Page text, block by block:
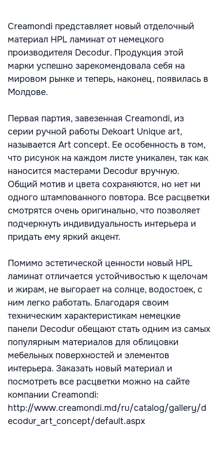
Creamondi представляет новый отделочный
материал HPL ламинат от немецкого
производителя Decodur. Продукция этой
марки успешно зарекомендовала себя на
мировом рынке и теперь, наконец, появилась в
Молдове.
Первая партия, завезенная Creamondi, из
серии ручной работы Dekoart Unique art,
называется Art concept. Ее особенность в том,
что рисунок на каждом листе уникален, так как
наносится мастерами Decodur вручную.
Общий мотив и цвета сохраняются, но нет ни
одного штампованного повтора. Все расцветки
смотрятся очень оригинально, что позволяет
подчеркнуть индивидуальность интерьера и
придать ему яркий акцент.
Помимо эстетической ценности новый HPL
ламинат отличается устойчивостью к щелочам
и жирам, не выгорает на солнце, водостоек, с
ним легко работать. Благодаря своим
техническим характеристикам немецкие
панели Decodur обещают стать одним из самых
популярным материалов для облицовки
мебельных поверхностей и элементов
интерьера. Заказать новый материал и
посмотреть все расцветки можно на сайте
компании Creamondi:
http://www.creamondi.md/ru/catalog/gallery/d
ecodur_art_concept/default.aspx